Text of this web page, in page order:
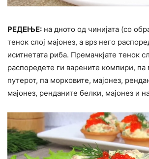
РЕДЕЊЕ: на дното од чинијата (со
тенок слој мајонез, а врз него
иситнетата риба. Премачкјате тенок
распоредете ги варените компири, па
путерот, па морковите, мајонез,
мајонез, ренданите белки, мајонез и